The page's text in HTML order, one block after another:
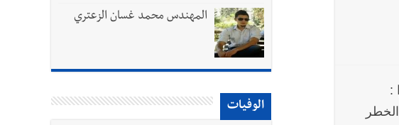
رجل الاعمال الاماراتي خلف الحبتور : 112 شهيداً شُيّعوا في ‫غزة‬ بعد أن بقوا تحت الأنقاض منذ عام 2023: أيُعقل أن يبقى الشعب الفلسطيني يعيش كل هذا الألم؟ وإلى متى
التهديدات مستمرّة
:
المهندس محمد غسان الزعتري
الوفيات